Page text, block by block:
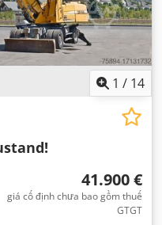
1 / 14
41.900 €
giá cố định chưa bao gồm thuế
GTGT